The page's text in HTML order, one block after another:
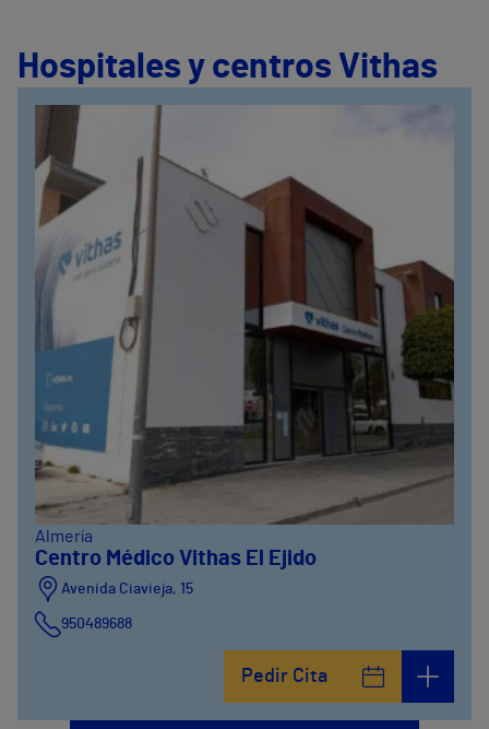
Hospitales y centros Vithas
Almería
Centro Médico Vithas El Ejido
Avenida Ciavieja, 15
950489688
Pedir Cita